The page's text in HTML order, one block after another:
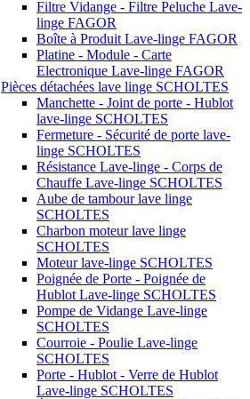
Filtre Vidange - Filtre Peluche Lave-
linge FAGOR
Boîte à Produit Lave-linge FAGOR
Platine - Module - Carte
Electronique Lave-linge FAGOR
Pièces détachées lave linge SCHOLTES
Manchette - Joint de porte - Hublot
lave-linge SCHOLTES
Fermeture - Sécurité de porte lave-
linge SCHOLTES
Résistance Lave-linge - Corps de
Chauffe Lave-linge SCHOLTES
Aube de tambour lave linge
SCHOLTES
Charbon moteur lave linge
SCHOLTES
Moteur lave-linge SCHOLTES
Poignée de Porte - Poignée de
Hublot Lave-linge SCHOLTES
Pompe de Vidange Lave-linge
SCHOLTES
Courroie - Poulie Lave-linge
SCHOLTES
Porte - Hublot - Verre de Hublot
Lave-linge SCHOLTES